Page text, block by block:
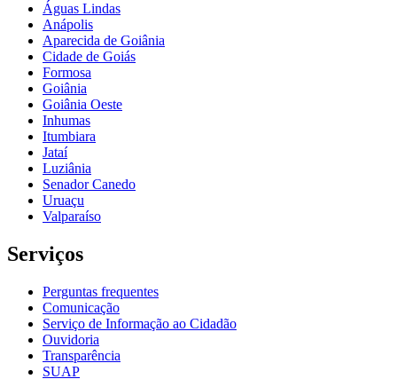
Águas Lindas
Anápolis
Aparecida de Goiânia
Cidade de Goiás
Formosa
Goiânia
Goiânia Oeste
Inhumas
Itumbiara
Jataí
Luziânia
Senador Canedo
Uruaçu
Valparaíso
Serviços
Perguntas frequentes
Comunicação
Serviço de Informação ao Cidadão
Ouvidoria
Transparência
SUAP